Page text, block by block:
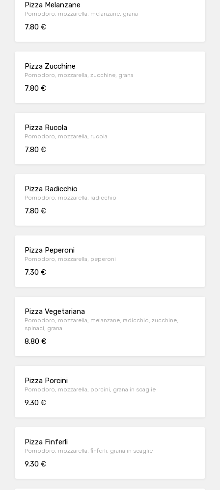
Pizza Melanzane
Pomodoro, mozzarella, melanzane, grana
7.80 €
Pizza Zucchine
Pomodoro, mozzarella, zucchine, grana
7.80 €
Pizza Rucola
Pomodoro, mozzarella, rucola
7.80 €
Pizza Radicchio
Pomodoro, mozzarella, radicchio
7.80 €
Pizza Peperoni
Pomodoro, mozzarella, peperoni
7.30 €
Pizza Vegetariana
Pomodoro, mozzarella, melanzane, radicchio, zucchine,
spinaci, grana
8.80 €
Pizza Porcini
Pomodoro, mozzarella, porcini, grana in scaglie
9.30 €
Pizza Finferli
Pomodoro, mozzarella, finferli, grana in scaglie
9.30 €